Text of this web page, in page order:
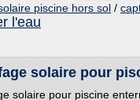
piscine hors sol /
l'eau
solaire pour
solaire pour piscine